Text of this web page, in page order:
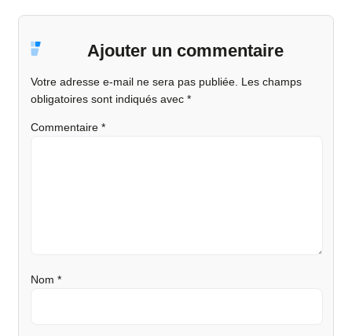
Ajouter un commentaire
Votre adresse e-mail ne sera pas publiée. Les champs
obligatoires sont indiqués avec *
Commentaire *
Nom *